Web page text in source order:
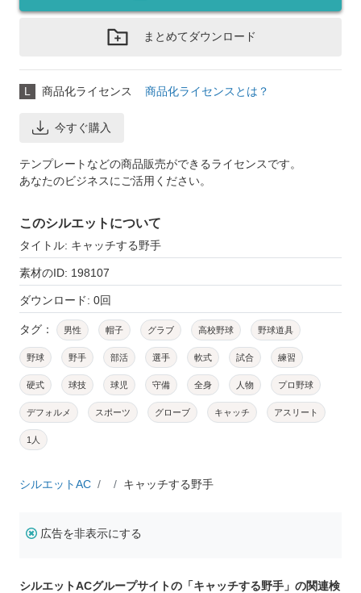
まとめてダウンロード
L 商品化ライセンス 商品化ライセンスとは？
今すぐ購入
テンプレートなどの商品販売ができるライセンスです。
あなたのビジネスにご活用ください。
このシルエットについて
タイトル: キャッチする野手
素材のID: 198107
ダウンロード: 0回
タグ： 男性 帽子 グラブ 高校野球 野球道具
野球 野手 部活 選手 軟式 試合 練習
硬式 球技 球児 守備 全身 人物 プロ野球
デフォルメ スポーツ グローブ キャッチ アスリート
1人
シルエットAC キャッチする野手
広告を非表示にする
シルエットACグループサイトの「キャッチする野手」の関連検